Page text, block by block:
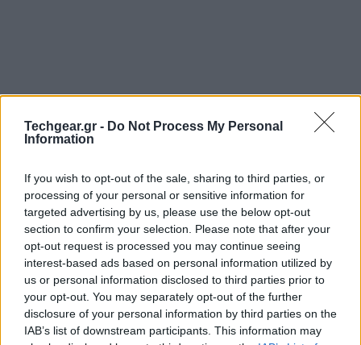
Techgear.gr - Do Not Process My Personal
Information
If you wish to opt-out of the sale, sharing to third parties, or
processing of your personal or sensitive information for
targeted advertising by us, please use the below opt-out
section to confirm your selection. Please note that after your
opt-out request is processed you may continue seeing
interest-based ads based on personal information utilized by
us or personal information disclosed to third parties prior to
your opt-out. You may separately opt-out of the further
disclosure of your personal information by third parties on the
IAB’s list of downstream participants. This information may